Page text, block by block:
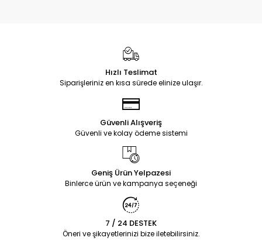
Hızlı Teslimat
Siparişleriniz en kısa sürede elinize ulaşır.
Güvenli Alışveriş
Güvenli ve kolay ödeme sistemi
Geniş Ürün Yelpazesi
Binlerce ürün ve kampanya seçeneği
7 / 24 DESTEK
Öneri ve şikayetlerinizi bize iletebilirsiniz.